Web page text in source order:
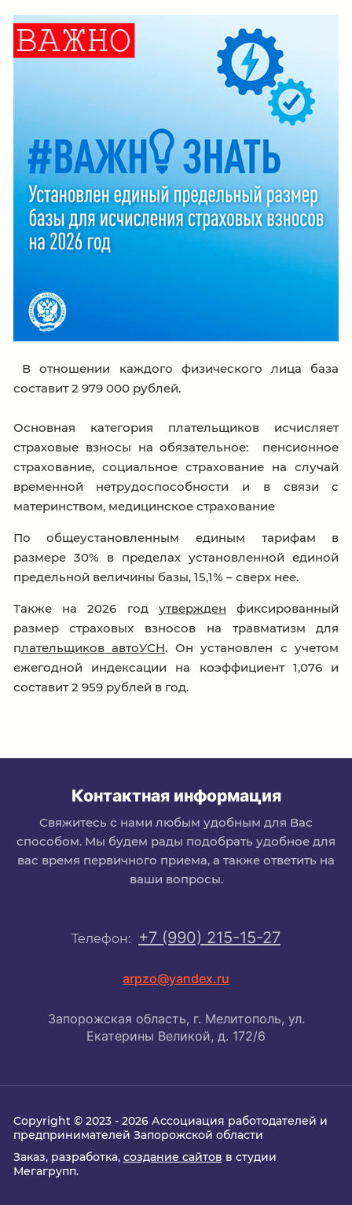
В отношении каждого физического лица база
составит 2 979 000 рублей.
Основная категория плательщиков исчисляет
страховые взносы на обязательное: пенсионное
страхование, социальное страхование на случай
временной нетрудоспособности и в связи с
материнством, медицинское страхование
По общеустановленным единым тарифам в
размере 30% в пределах установленной единой
предельной величины базы, 15,1% – сверх нее.
Также на 2026 годутвержден фиксированный
размер страховых взносов на травматизм для
плательщиков автоУСН. Он установлен с учетом
ежегодной индексации на коэффициент 1,076 и
составит 2 959 рублей в год.
Контактная информация
Свяжитесь с нами любым удобным для Вас
способом. Мы будем рады подобрать удобное для
вас время первичного приема, а также ответить на
ваши вопросы.
Телефон: +7 (990) 215-15-27
arpzo@yandex.ru
Запорожская область, г. Мелитополь, ул.
Екатерины Великой, д. 172/6
Copyright © 2023 - 2026 Ассоциация работодателей и
предпринимателей Запорожской области
Заказ, разработка, создание сайтов в студии
Мегагрупп.